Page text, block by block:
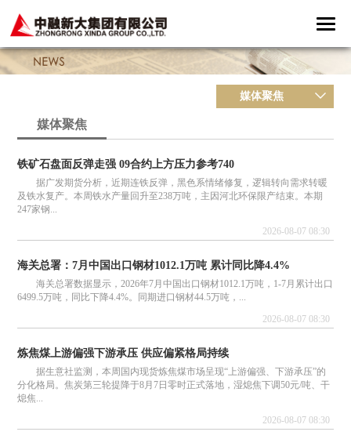
媒体聚焦
媒体聚焦
铁矿石盘面反弹走强 09合约上方压力参考740
据广发期货分析，近期连铁反弹，黑色系情绪修复，逻辑转向需求转暖
及铁水复产。本周铁水产量回升至238万吨，主因河北环保限产结束。本期
247家钢...
2026-08-07 08:30
海关总署：7月中国出口钢材1012.1万吨 累计同比降4.4%
海关总署数据显示，2026年7月中国出口钢材1012.1万吨，1-7月累计出口
6499.5万吨，同比下降4.4%。同期进口钢材44.5万吨，...
2026-08-07 08:30
炼焦煤上游偏强下游承压 供应偏紧格局持续
据生意社监测，本周国内现货炼焦煤市场呈现“上游偏强、下游承压”的
分化格局。焦炭第三轮提降于8月7日零时正式落地，湿熄焦下调50元/吨、干
熄焦...
2026-08-07 08:30